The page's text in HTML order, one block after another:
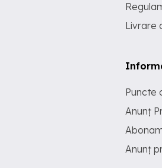
Livrare
Puncte
Anunț
Anunț